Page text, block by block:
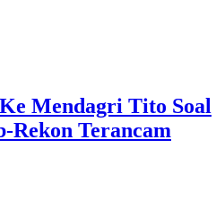
Mendagri Tito Soal
Rekon Terancam